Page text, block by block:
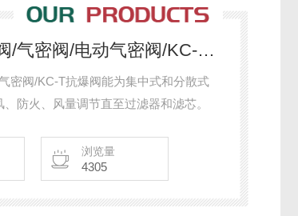
JNE-A/JNE-B/JZ-G/JZD-G多叶阀/气密阀/电动气密阀/KC-T抗爆阀
密阀/KC-T抗爆阀能为集中式和分散式
防火、风量调节直至过滤器和滤芯。
浏览量
4305